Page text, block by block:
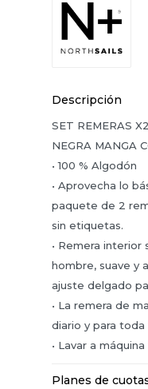
Descripción
SET REMERAS
NEGRA MANGA
• 100 % Algodón
• Aprovecha lo
paquete de 2
sin etiquetas.
• Remera interior
hombre, suave y
ajuste delgado
• La remera de
diario y para toda
• Lavar a
Planes de